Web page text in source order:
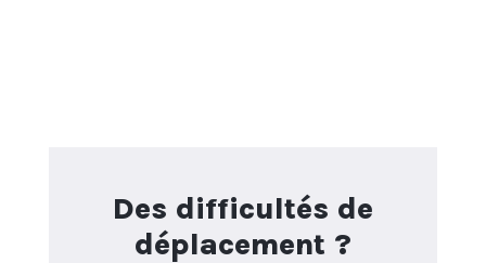
Des difficultés de
déplacement ?